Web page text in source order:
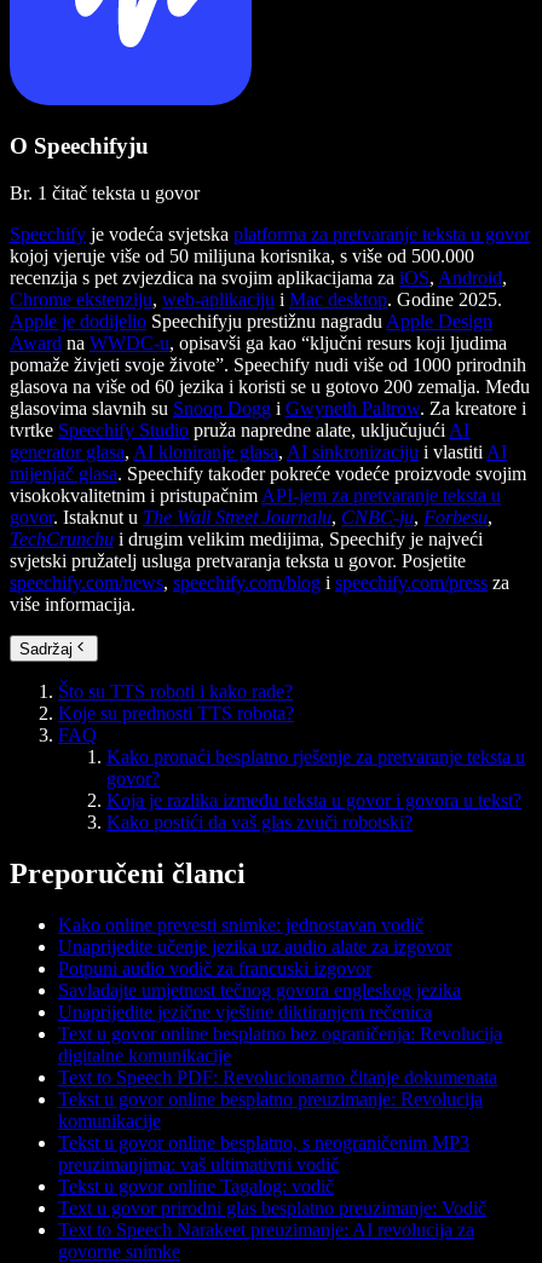
O Speechifyju
Br. 1 čitač teksta u govor
Speechify je vodeća svjetska platforma za pretvaranje teksta u govor
kojoj vjeruje više od 50 milijuna korisnika, s više od 500.000
recenzija s pet zvjezdica na svojim aplikacijama za iOS, Android,
Chrome ekstenziju, web-aplikaciju i Mac desktop. Godine 2025.
Apple je dodijelio Speechifyju prestižnu nagradu Apple Design
Award na WWDC-u, opisavši ga kao “ključni resurs koji ljudima
pomaže živjeti svoje živote”. Speechify nudi više od 1000 prirodnih
glasova na više od 60 jezika i koristi se u gotovo 200 zemalja. Među
glasovima slavnih su Snoop Dogg i Gwyneth Paltrow. Za kreatore i
tvrtke Speechify Studio pruža napredne alate, uključujući AI
generator glasa, AI kloniranje glasa, AI sinkronizaciju i vlastiti AI
mijenjač glasa. Speechify također pokreće vodeće proizvode svojim
visokokvalitetnim i pristupačnim API-jem za pretvaranje teksta u
govor. Istaknut u The Wall Street Journalu, CNBC-ju, Forbesu,
TechCrunchu i drugim velikim medijima, Speechify je najveći
svjetski pružatelj usluga pretvaranja teksta u govor. Posjetite
speechify.com/news, speechify.com/blog i speechify.com/press za
više informacija.
Sadržaj
Što su TTS roboti i kako rade?
Koje su prednosti TTS robota?
FAQ
Kako pronaći besplatno rješenje za pretvaranje teksta u
govor?
Koja je razlika između teksta u govor i govora u tekst?
Kako postići da vaš glas zvuči robotski?
Preporučeni članci
Kako online prevesti snimke: jednostavan vodič
Unaprijedite učenje jezika uz audio alate za izgovor
Potpuni audio vodič za francuski izgovor
Savladajte umjetnost tečnog govora engleskog jezika
Unaprijedite jezične vještine diktiranjem rečenica
Text u govor online besplatno bez ograničenja: Revolucija
digitalne komunikacije
Text to Speech PDF: Revolucionarno čitanje dokumenata
Tekst u govor online besplatno preuzimanje: Revolucija
komunikacije
Tekst u govor online besplatno, s neograničenim MP3
preuzimanjima: vaš ultimativni vodič
Tekst u govor online Tagalog: vodič
Text u govor prirodni glas besplatno preuzimanje: Vodič
Text to Speech Narakeet preuzimanje: AI revolucija za
govorne snimke